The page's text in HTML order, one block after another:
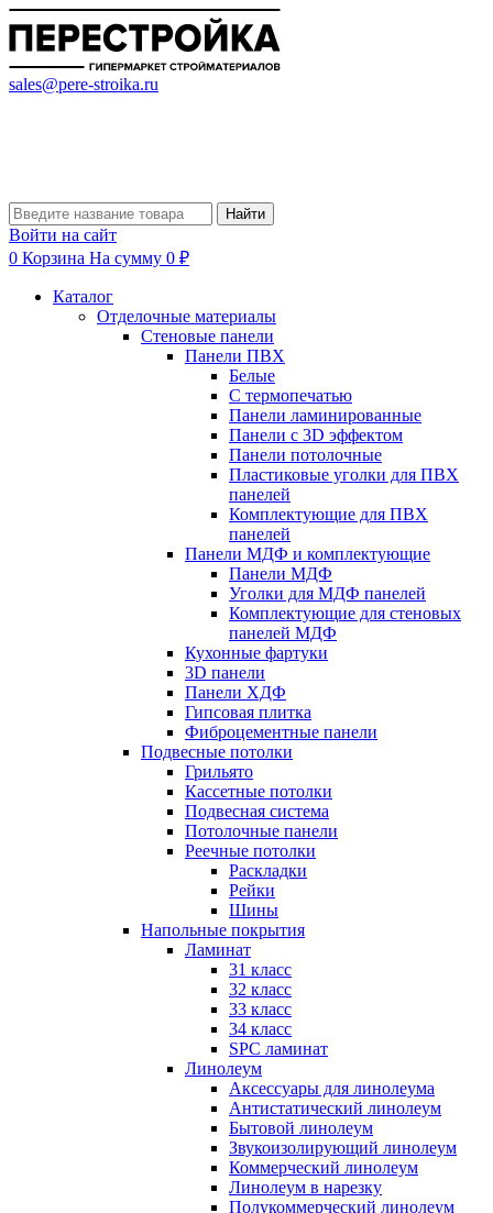
sales@pere-stroika.ru
Найти
Войти на сайт
0 Корзина На сумму 0 ₽
Каталог
Отделочные материалы
Стеновые панели
Панели ПВХ
Белые
С термопечатью
Панели ламинированные
Панели с 3D эффектом
Панели потолочные
Пластиковые уголки для ПВХ
панелей
Комплектующие для ПВХ
панелей
Панели МДФ и комплектующие
Панели МДФ
Уголки для МДФ панелей
Комплектующие для стеновых
панелей МДФ
Кухонные фартуки
3D панели
Панели ХДФ
Гипсовая плитка
Фиброцементные панели
Подвесные потолки
Грильято
Кассетные потолки
Подвесная система
Потолочные панели
Реечные потолки
Раскладки
Рейки
Шины
Напольные покрытия
Ламинат
31 класс
32 класс
33 класс
34 класс
SPC ламинат
Линолеум
Аксессуары для линолеума
Антистатический линолеум
Бытовой линолеум
Звукоизолирующий линолеум
Коммерческий линолеум
Линолеум в нарезку
Полукоммерческий линолеум